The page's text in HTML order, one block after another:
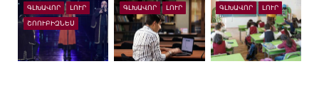
ԳԼԽԱՎՈՐ ԼՈՒՐ
ՇՈՈՒԲԻԶՆԵՍ
ԳԼԽԱՎՈՐ ԼՈՒՐ ԳԼԽԱՎՈՐ ԼՈՒՐ